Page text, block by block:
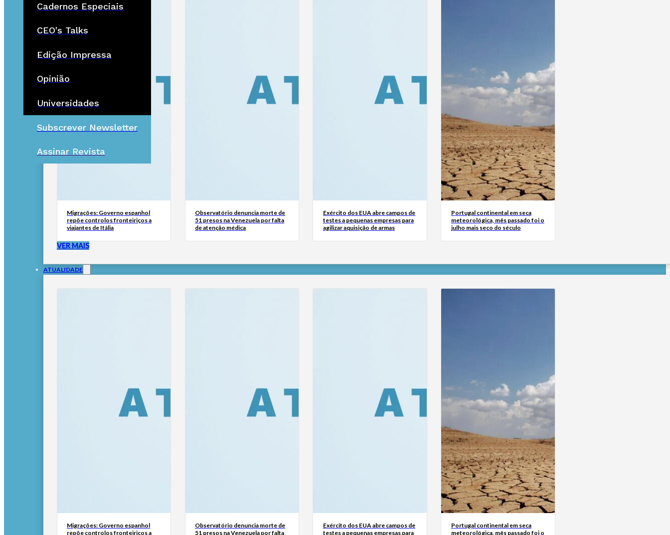
Cadernos Especiais
CEO's Talks
Edição Impressa
Opinião
Universidades
Subscrever Newsletter
Assinar Revista
Migrações: Governo espanhol
repõe controlos fronteiriços a
viajantes de Itália
Observatório denuncia morte de
51 presos na Venezuela por falta
de atenção médica
Exército dos EUA abre campos de
testes a pequenas empresas para
agilizar aquisição de armas
Portugal continental em seca
meteorológica, mês passado foi o
julho mais seco do século
VER MAIS
ATUALIDADE
Migrações: Governo espanhol
repõe controlos fronteiriços a
Observatório denuncia morte de
51 presos na Venezuela por falta
Exército dos EUA abre campos de
testes a pequenas empresas para
Portugal continental em seca
meteorológica, mês passado foi o